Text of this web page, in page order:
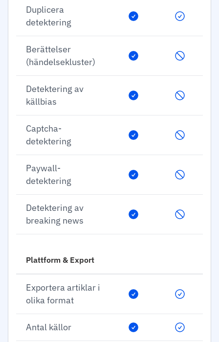
Duplicera
detektering
Berättelser
(händelsekluster)
Detektering av
källbias
Captcha-
detektering
Paywall-
detektering
Detektering av
breaking news
Plattform & Export
Exportera artiklar i
olika format
Antal källor